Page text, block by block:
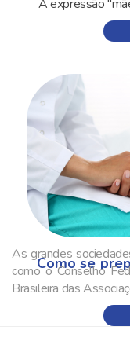
A expressão
Como se
As grandes
como o Conselho
Brasileira das